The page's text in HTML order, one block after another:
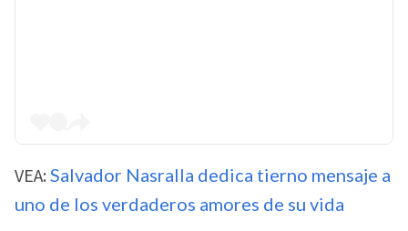
VEA: Salvador Nasralla dedica tierno mensaje a
uno de los verdaderos amores de su vida